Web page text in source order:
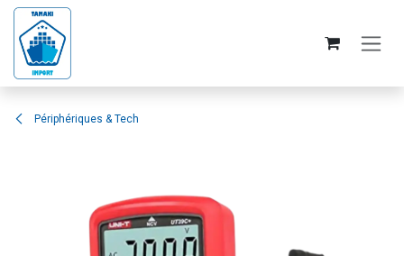
Se rendre au contenu
Périphériques & Tech